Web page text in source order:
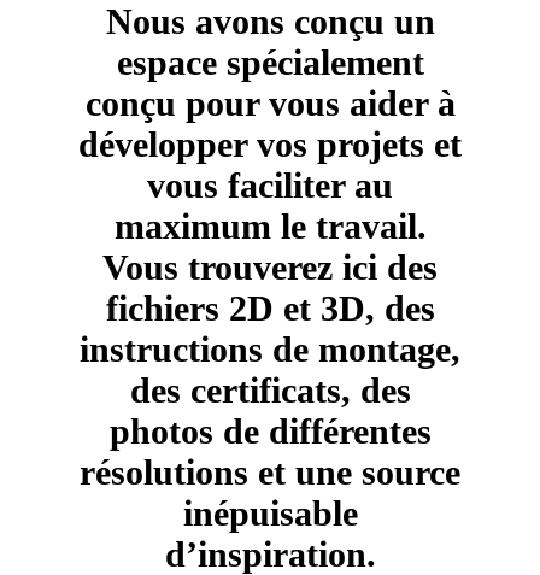
Nous avons conçu un
espace spécialement
conçu pour vous aider à
développer vos projets et
vous faciliter au
maximum le travail.
Vous trouverez ici des
fichiers 2D et 3D, des
instructions de montage,
des certificats, des
photos de différentes
résolutions et une source
inépuisable
d’inspiration.